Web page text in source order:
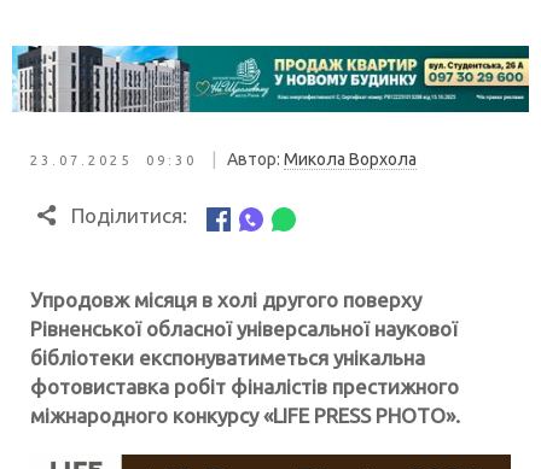
23.07.2025 09:30 Автор: Микола Ворхола
Поділитися:
Упродовж місяця в холі другого поверху
Рівненської обласної універсальної наукової
бібліотеки експонуватиметься унікальна
фотовиставка робіт фіналістів престижного
міжнародного конкурсу «LIFE PRESS PHOTO».